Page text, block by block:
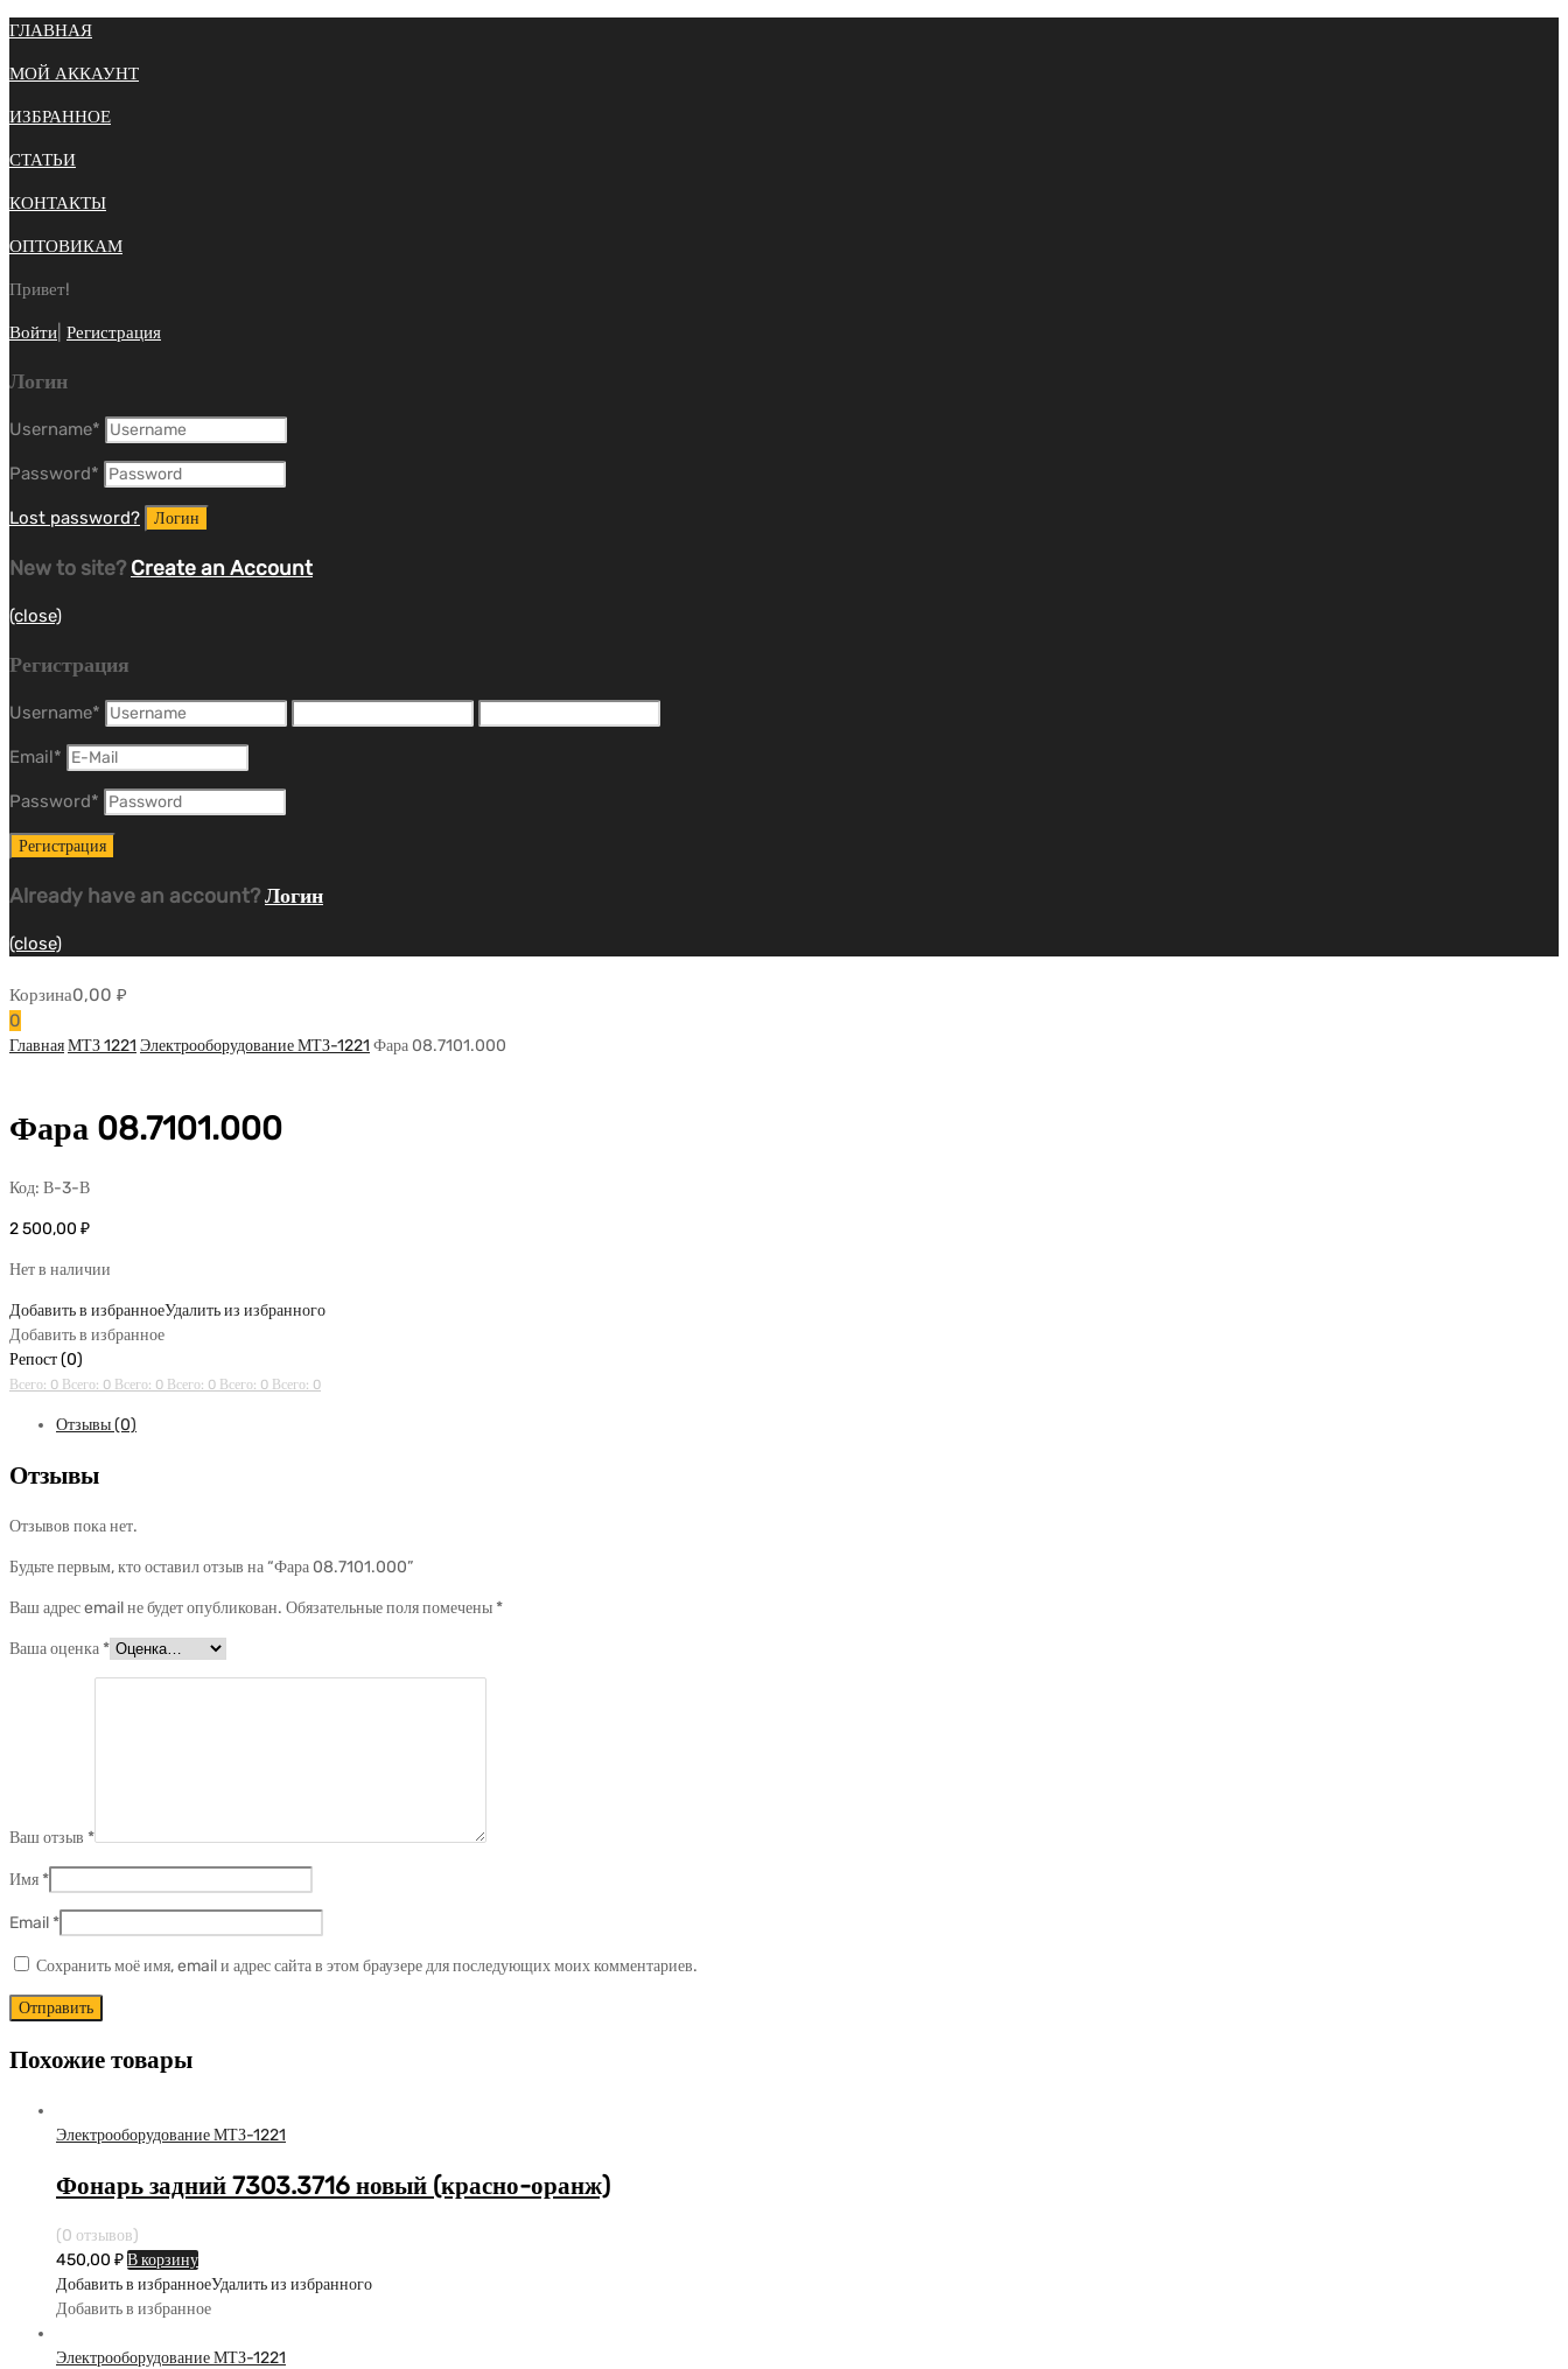
ГЛАВНАЯ
МОЙ АККАУНТ
ИЗБРАННОЕ
СТАТЬИ
КОНТАКТЫ
ОПТОВИКАМ
Привет!
Войти Регистрация
Логин
Username*
Password*
Lost password?
New to site? Create an Account
(close)
Регистрация
Username*
Email*
Password*
Already have an account? Логин
(close)
Корзина0,00 ₽
0
ГлавнаяМТЗ 1221 Электрооборудование МТЗ-1221 Фара 08.7101.000
Фара 08.7101.000
Код: В-3-В
2 500,00 ₽
Нет в наличии
Добавить в избранноеУдалить из избранного
Добавить в избранное
Репост (0)
Всего: 0 Всего: 0 Всего: 0 Всего: 0 Всего: 0 Всего: 0
Отзывы (0)
Отзывы
Отзывов пока нет.
Будьте первым, кто оставил отзыв на “Фара 08.7101.000”
Ваш адрес email не будет опубликован. Обязательные поля помечены *
Ваша оценка *
Ваш отзыв *
Имя *
Email *
Сохранить моё имя, email и адрес сайта в этом браузере для последующих моих комментариев.
Похожие товары
Электрооборудование МТЗ-1221
Фонарь задний 7303.3716 новый (красно-оранж)
(0 отзывов)
450,00 ₽В корзину
Добавить в избранноеУдалить из избранного
Добавить в избранное
Электрооборудование МТЗ-1221